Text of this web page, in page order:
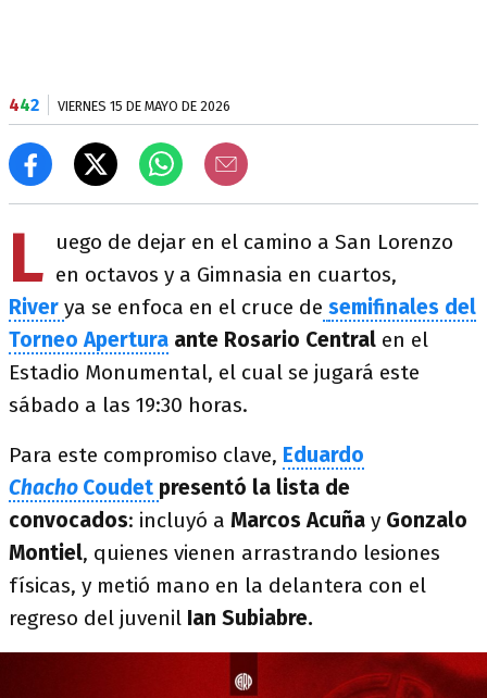
442 VIERNES 15 DE MAYO DE 2026
L uego de dejar en el camino a San Lorenzo
en octavos y a Gimnasia en cuartos,
River ya se enfoca en el cruce de semifinales del
Torneo Apertura ante Rosario Central en el
Estadio Monumental, el cual se jugará este
sábado a las 19:30 horas.
Para este compromiso clave, Eduardo
Chacho Coudet presentó la lista de
convocados: incluyó a Marcos Acuña y Gonzalo
Montiel, quienes vienen arrastrando lesiones
físicas, y metió mano en la delantera con el
regreso del juvenil Ian Subiabre.